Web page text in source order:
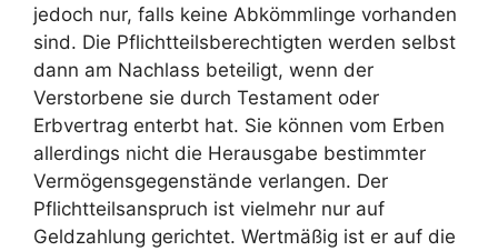
jedoch nur, falls keine Abkömmlinge vorhanden
sind. Die Pflichtteilsberechtigten werden selbst
dann am Nachlass beteiligt, wenn der
Verstorbene sie durch Testament oder
Erbvertrag enterbt hat. Sie können vom Erben
allerdings nicht die Herausgabe bestimmter
Vermögensgegenstände verlangen. Der
Pflichtteilsanspruch ist vielmehr nur auf
Geldzahlung gerichtet. Wertmäßig ist er auf die